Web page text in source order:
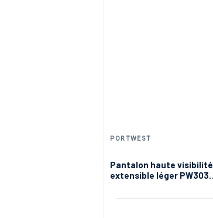
PORTWEST
Pantalon haute visibilité
extensible léger PW303